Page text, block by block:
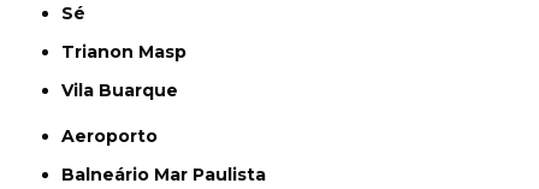
Sé
Trianon Masp
Vila Buarque
Aeroporto
Balneário Mar Paulista